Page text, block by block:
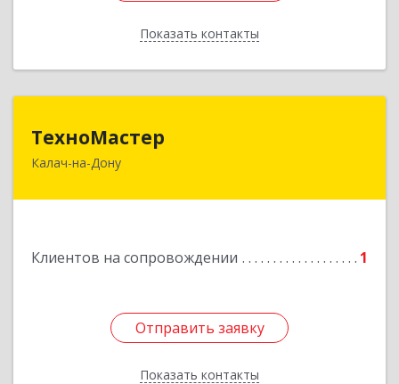
Показать контакты
Назад
ТехноМастер
Калач-на-Дону
Клиентов на сопровождении 1
Отправить заявку
Показать контакты
404503, Волгоградская обл, Калач-на-Дону г,
Отправить заявку
Назад